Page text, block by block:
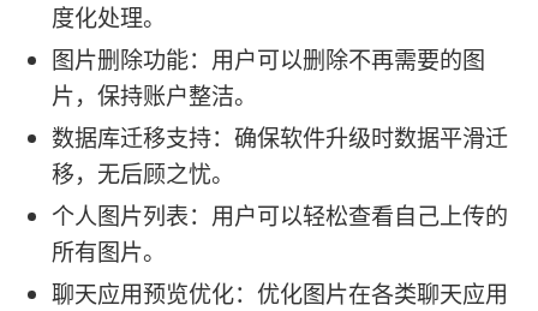
度化处理。
图片删除功能：用户可以删除不再需要的图
片，保持账户整洁。
数据库迁移支持：确保软件升级时数据平滑迁
移，无后顾之忧。
个人图片列表：用户可以轻松查看自己上传的
所有图片。
聊天应用预览优化：优化图片在各类聊天应用